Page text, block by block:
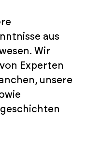
aus
Wir
Experten
unsere